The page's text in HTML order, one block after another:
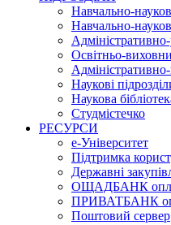
Навчально-
Навчально-
Адміністративно-
Освітньо-
Наукові
Наукова
Студмістечко
РЕСУРСИ
е-Університет
Підтримка
Державні
ОЩАДБАНК
ПРИВАТБАНК
Поштовий сервер